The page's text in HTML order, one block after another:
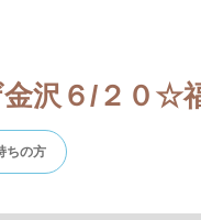
沢６/２０☆
ちの方